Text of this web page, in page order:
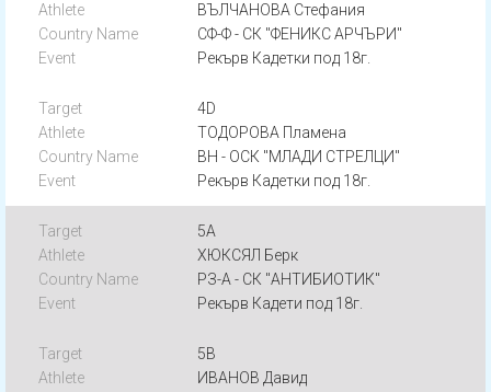
ВЪЛЧАНОВА Стефания
СФ-Ф - СК "ФЕНИКС АРЧЪРИ"
Рекърв Кадетки под 18г.
4D
ТОДОРОВА Пламена
ВН - ОСК "МЛАДИ СТРЕЛЦИ"
Рекърв Кадетки под 18г.
5A
ХЮКСЯЛ Берк
РЗ-А - СК "АНТИБИОТИК"
Рекърв Кадети под 18г.
5B
ИВАНОВ Давид